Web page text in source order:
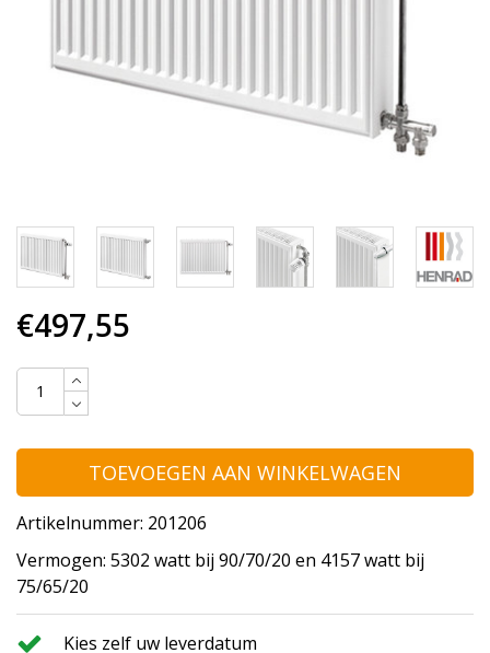
€497,55
TOEVOEGEN AAN WINKELWAGEN
Artikelnummer: 201206
Vermogen: 5302 watt bij 90/70/20 en 4157 watt bij
75/65/20
Kies zelf uw leverdatum